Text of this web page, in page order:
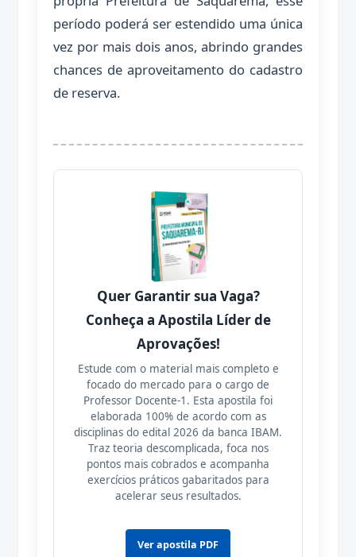
período poderá ser estendido uma única
vez por mais dois anos, abrindo grandes
chances de aproveitamento do cadastro
de reserva.
Quer Garantir sua Vaga?
Conheça a Apostila Líder de
Aprovações!
Estude com o material mais completo e
focado do mercado para o cargo de
Professor Docente-1. Esta apostila foi
elaborada 100% de acordo com as
disciplinas do edital 2026 da banca IBAM.
Traz teoria descomplicada, foca nos
pontos mais cobrados e acompanha
exercícios práticos gabaritados para
acelerar seus resultados.
Ver apostila PDF